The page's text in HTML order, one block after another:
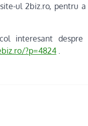
ul 2biz.ro, pentru
interesant despre
?p=4824